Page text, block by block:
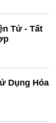
Tử - Tất
Dụng Hóa